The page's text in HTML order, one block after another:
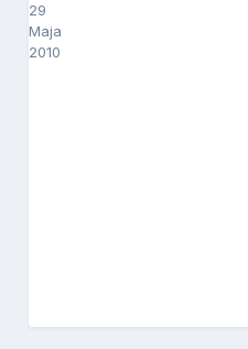
29
Maja
2010